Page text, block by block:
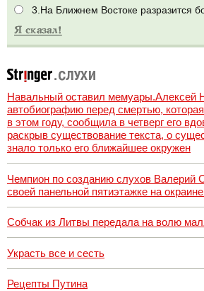
3.На Ближнем Востоке разразится
Навальный оставил мемуары.Алексей
автобиографию перед смертью,
в этом году, сообщила в четверг его
раскрыв существование текста, о
знало только его ближайшее окружен
Чемпион по созданию слухов Валерий
своей панельной пятиэтажке на
Собчак из Литвы передала на волю
Украсть все и сесть
Рецепты Путина